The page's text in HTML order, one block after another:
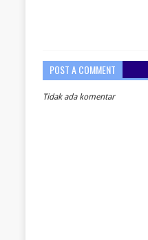
POST A COMMENT
Tidak ada komentar